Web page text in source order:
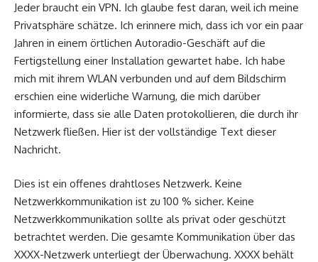
Jeder braucht ein VPN. Ich glaube fest daran, weil ich meine
Privatsphäre schätze. Ich erinnere mich, dass ich vor ein paar
Jahren in einem örtlichen Autoradio-Geschäft auf die
Fertigstellung einer Installation gewartet habe. Ich habe
mich mit ihrem WLAN verbunden und auf dem Bildschirm
erschien eine widerliche Warnung, die mich darüber
informierte, dass sie alle Daten protokollieren, die durch ihr
Netzwerk fließen. Hier ist der vollständige Text dieser
Nachricht.
Dies ist ein offenes drahtloses Netzwerk. Keine
Netzwerkkommunikation ist zu 100 % sicher. Keine
Netzwerkkommunikation sollte als privat oder geschützt
betrachtet werden. Die gesamte Kommunikation über das
XXXX-Netzwerk unterliegt der Überwachung. XXXX behält